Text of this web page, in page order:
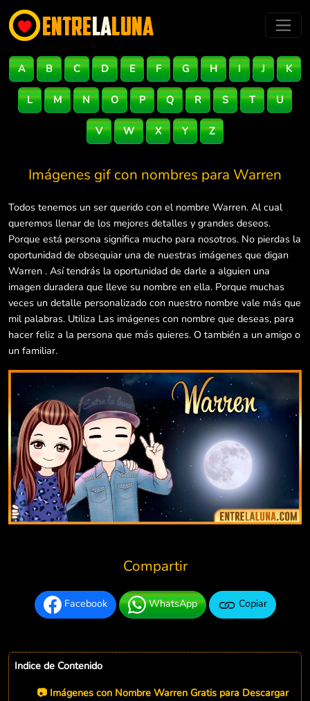
A B C D E F G H I J K
L M N O P Q R S T U
V W X Y Z
Imágenes gif con nombres para Warren
Todos tenemos un ser querido con el nombre Warren. Al cual
queremos llenar de los mejores detalles y grandes deseos.
Porque está persona significa mucho para nosotros. No pierdas la
oportunidad de obsequiar una de nuestras imágenes que digan
Warren . Así tendrás la oportunidad de darle a alguien una
imagen duradera que lleve su nombre en ella. Porque muchas
veces un detalle personalizado con nuestro nombre vale más que
mil palabras. Utiliza Las imágenes con nombre que deseas, para
hacer feliz a la persona que más quieres. O también a un amigo o
un familiar.
Compartir
Facebook WhatsApp Copiar
Indice de Contenido
📷 Imágenes con Nombre Warren Gratis para Descargar